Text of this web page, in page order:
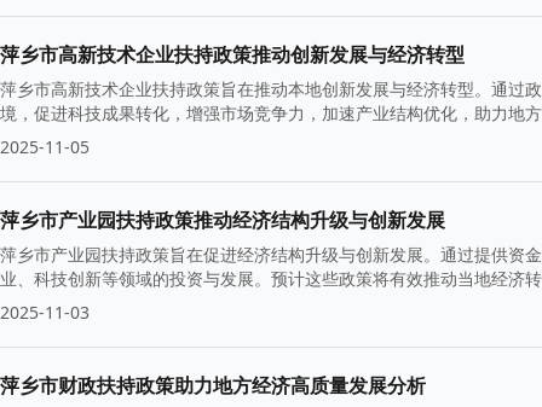
萍乡市高新技术企业扶持政策推动创新发展与经济转型
萍乡市高新技术企业扶持政策旨在推动本地创新发展与经济转型。通过
境，促进科技成果转化，增强市场竞争力，加速产业结构优化，助力地
2025-11-05
萍乡市产业园扶持政策推动经济结构升级与创新发展
萍乡市产业园扶持政策旨在促进经济结构升级与创新发展。通过提供资
业、科技创新等领域的投资与发展。预计这些政策将有效推动当地经济
2025-11-03
萍乡市财政扶持政策助力地方经济高质量发展分析